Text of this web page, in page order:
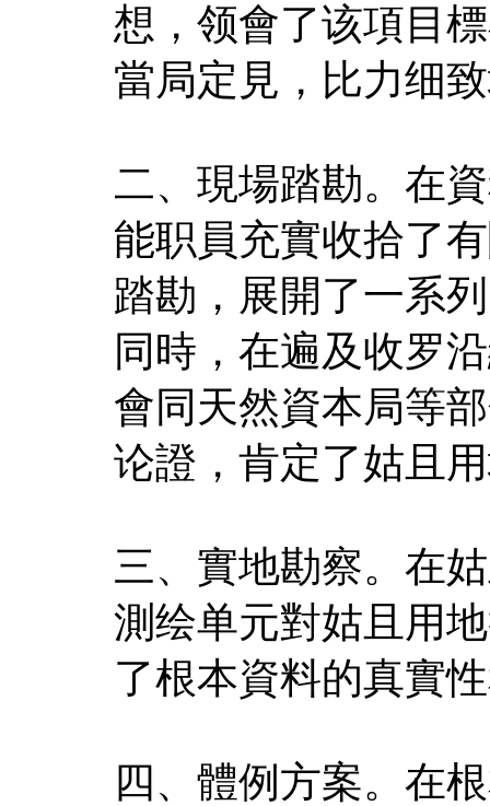
想，领會了该項目
當局定見，比力细
二、現場踏勘。在
能职員充實收拾了
踏勘，展開了一系
同時，在遍及收罗
會同天然資本局等
论證，肯定了姑且
三、實地勘察。在
測绘单元對姑且用
了根本資料的真實
四、體例方案。在